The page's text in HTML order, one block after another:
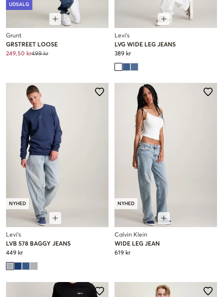
UDSALG
Grunt
GRSTREET LOOSE
249,50 kr499 kr
Levi's
LVG WIDE LEG JEANS
389 kr
NYHED
Levi's
LVB 578 BAGGY JEANS
449 kr
NYHED
Calvin Klein
WIDE LEG JEAN
619 kr